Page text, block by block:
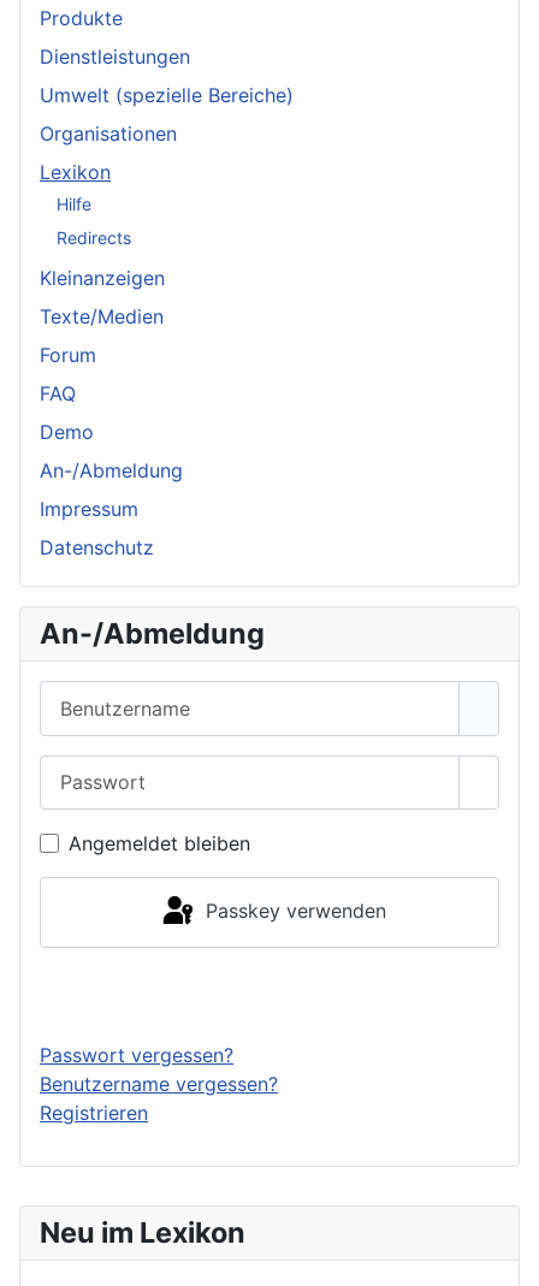
Neu im Lexikon
Produkte
Dienstleistungen
Umwelt (spezielle Bereiche)
Organisationen
Lexikon
Hilfe
Redirects
Kleinanzeigen
Texte/Medien
Forum
FAQ
Demo
An-/Abmeldung
Impressum
Datenschutz
An-/Abmeldung
Angemeldet bleiben
Passkey verwenden
Passwort vergessen?
Benutzername vergessen?
Registrieren